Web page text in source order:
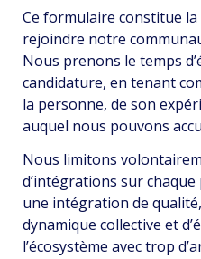
Ce formulaire constitue
rejoindre notre
Nous prenons le temps
candidature, en tenant
la personne, de son
auquel nous pouvons
Nous limitons
d’intégrations sur
une intégration de
dynamique collective et
l’écosystème avec trop